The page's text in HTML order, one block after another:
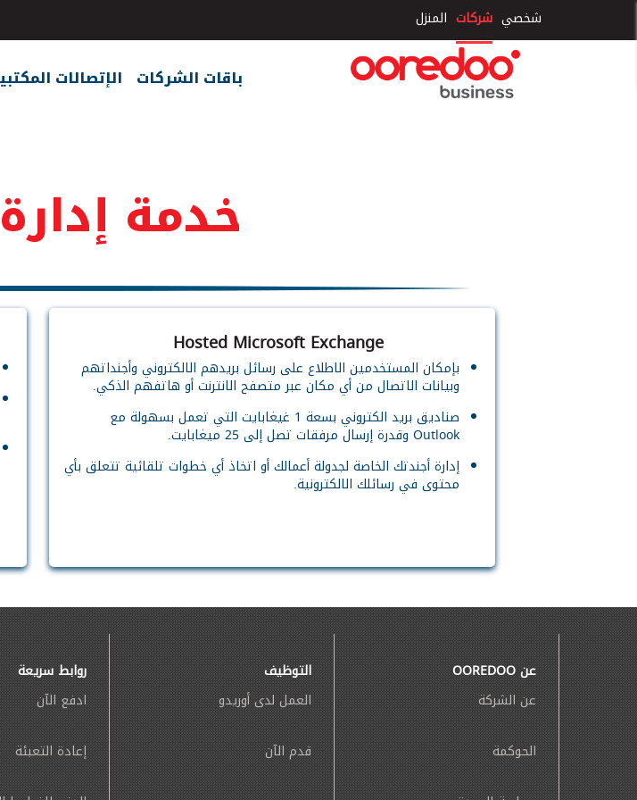
شخصي شركات المنزل ×
باقات الشركات الإتصالات
خدمة
Hosted Microsoft Exchange
بإمكان المستخدمين الاطلاع على رسائل بريدهم الالكتروني وأجنداتهم
وبيانات الاتصال من أي مكان عبر متصفح الانترنت أو هاتفهم الذكي.
صناديق بريد الكتروني بسعة 1 غيغابايت التي تعمل بسهولة مع
Outlook وقدرة إرسال مرفقات تصل إلى 25 ميغابايت.
إدارة أجندتك الخاصة لجدولة أعمالك أو اتخاذ أي خطوات تلقائية تتعلق بأي
محتوى في رسائلك الالكترونية.
عن OOREDOO
عن الشركة
الحوكمة
التوظيف
العمل لدى أوريدو
قدم الآن
روابط سريعة
ادفع الآن
إعادة التعبئة